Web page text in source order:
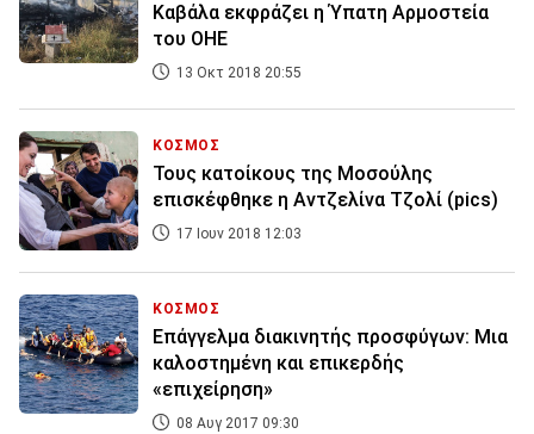
Καβάλα εκφράζει η Ύπατη Αρμοστεία
του ΟΗΕ
13 Οκτ 2018 20:55
ΚΟΣΜΟΣ
Τους κατοίκους της Μοσούλης
επισκέφθηκε η Αντζελίνα Τζολί (pics)
17 Ιουν 2018 12:03
ΚΟΣΜΟΣ
Επάγγελμα διακινητής προσφύγων: Μια
καλοστημένη και επικερδής
«επιχείρηση»
08 Αυγ 2017 09:30